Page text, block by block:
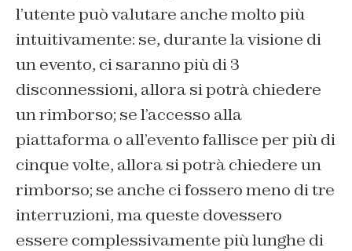
l’utente può valutare anche molto più
intuitivamente: se, durante la visione di
un evento, ci saranno più di 3
disconnessioni, allora si potrà chiedere
un rimborso; se l’accesso alla
piattaforma o all’evento fallisce per più di
cinque volte, allora si potrà chiedere un
rimborso; se anche ci fossero meno di tre
interruzioni, ma queste dovessero
essere complessivamente più lunghe di